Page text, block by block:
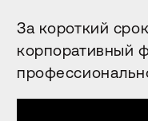
За короткий
корпоративный